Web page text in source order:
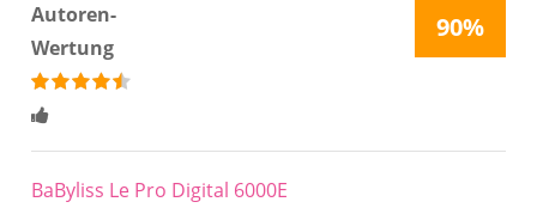
Autoren-
Wertung
bewertet
4.5
Sterne
90%
BaByliss Le Pro Digital 6000E